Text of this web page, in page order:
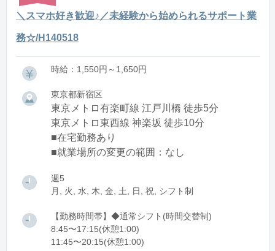
＼スマホ好き歓迎♪／未経験から始められるサポート業
務☆/H140518
時給：1,550円～1,650円
東京都新宿区
東京メトロ有楽町線 江戸川橋 徒歩5分
東京メトロ東西線 神楽坂 徒歩10分
■在宅勤務あり
■就業場所の変更の範囲：なし
週5
月, 火, 水, 木, 金, 土, 日, 祝, シフト制
【勤務時間帯】◆通常シフト(時間交替制)
8:45〜17:15(休憩1:00)
11:45〜20:15(休憩1:00)